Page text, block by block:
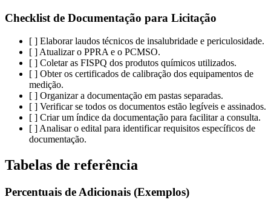
Checklist de Documentação para Licitação
[ ] Elaborar laudos técnicos de insalubridade e periculosidade.
[ ] Atualizar o PPRA e o PCMSO.
[ ] Coletar as FISPQ dos produtos químicos utilizados.
[ ] Obter os certificados de calibração dos equipamentos de
medição.
[ ] Organizar a documentação em pastas separadas.
[ ] Verificar se todos os documentos estão legíveis e assinados.
[ ] Criar um índice da documentação para facilitar a consulta.
[ ] Analisar o edital para identificar requisitos específicos de
documentação.
Tabelas de referência
Percentuais de Adicionais (Exemplos)